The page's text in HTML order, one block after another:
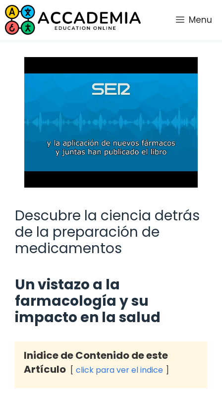
Saltar
al
contenido
Menu
Descubre la ciencia detrás
de la preparación de
medicamentos
Un vistazo a la
farmacología y su
impacto en la salud
Inidice de Contenido de este
Artículo
click para ver el indice